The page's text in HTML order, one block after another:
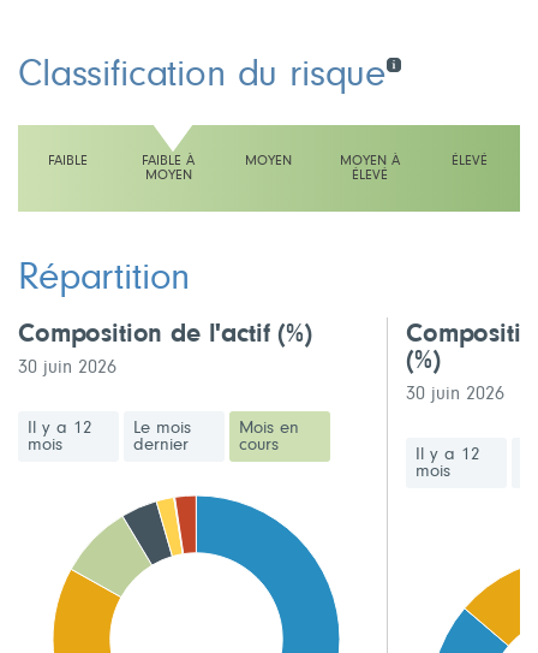
Classification du risque
FAIBLE
FAIBLE À
MOYEN
MOYEN
MOYEN À
ÉLEVÉ
ÉLEVÉ
Répartition
Composition de l'actif(%)
30 juin 2026
Il y a 12
mois
Le mois
dernier
Mois en
cours
(%)
30 juin 2026
Il y a 12
mois